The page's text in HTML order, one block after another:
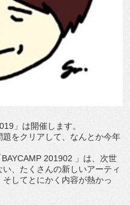
」は開催します。
をクリアして、なんとか今年
201902 」は、次世
、たくさんの新しいアーティ
してとにかく内容が熱かっ